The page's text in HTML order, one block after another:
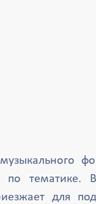
музыкального
по тематике.
для